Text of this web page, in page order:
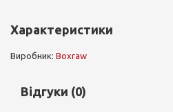
Характеристики
Виробник: Boxraw
Відгуки (0)